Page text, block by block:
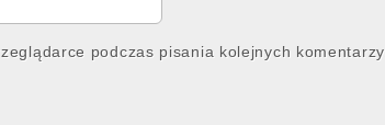
podczas pisania kolejnych komentarzy.